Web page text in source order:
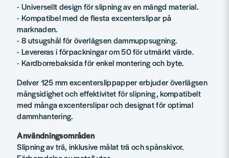
- Universellt design för slipning av en mängd material.
- Kompatibel med de flesta excenterslipar på
marknaden.
- 8 utsugshål för överlägsen dammuppsugning.
- Levereras i förpackningar om 50 för utmärkt värde.
- Kardborrebaksida för enkel montering och byte.
Delver 125 mm excenterslippapper erbjuder överlägsen
mångsidighet och effektivitet för slipning, kompatibelt
med många excenterslipar och designat för optimal
dammhantering.
Användningsområden
Slipning av trä, inklusive målat trä och spånskivor.